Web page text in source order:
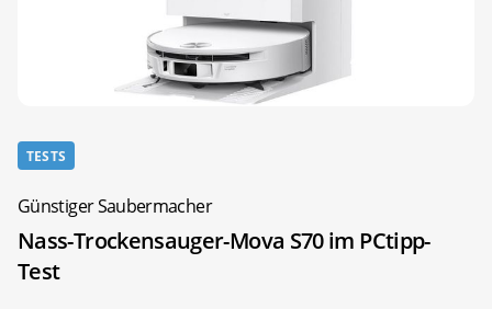
TESTS
Günstiger Saubermacher
Nass-Trockensauger-Mova S70 im PCtipp-
Test